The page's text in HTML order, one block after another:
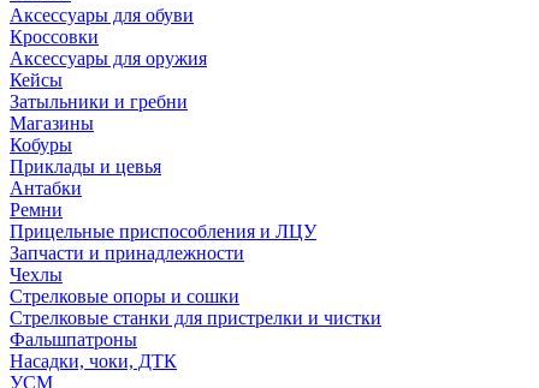
Аксессуары для обуви
Кроссовки
Аксессуары для оружия
Кейсы
Затыльники и гребни
Магазины
Кобуры
Приклады и цевья
Антабки
Ремни
Прицельные приспособления и ЛЦУ
Запчасти и принадлежности
Чехлы
Стрелковые опоры и сошки
Стрелковые станки для пристрелки и чистки
Фальшпатроны
Насадки, чоки, ДТК
УСМ